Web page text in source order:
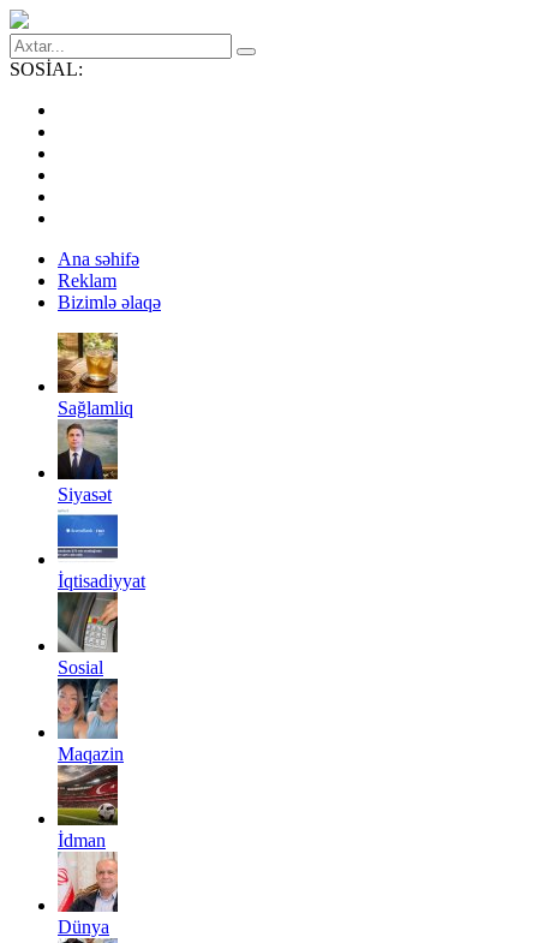
SOSİAL:
Ana səhifə
Reklam
Bizimlə əlaqə
Sağlamliq
Siyasət
İqtisadiyyat
Sosial
Maqazin
İdman
Dünya